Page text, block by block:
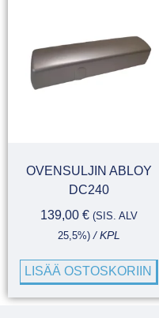
OVENSULJIN ABLOY
DC240
139,00 € (SIS. ALV
25,5%)/ KPL
LISÄÄ OSTOSKORIIN